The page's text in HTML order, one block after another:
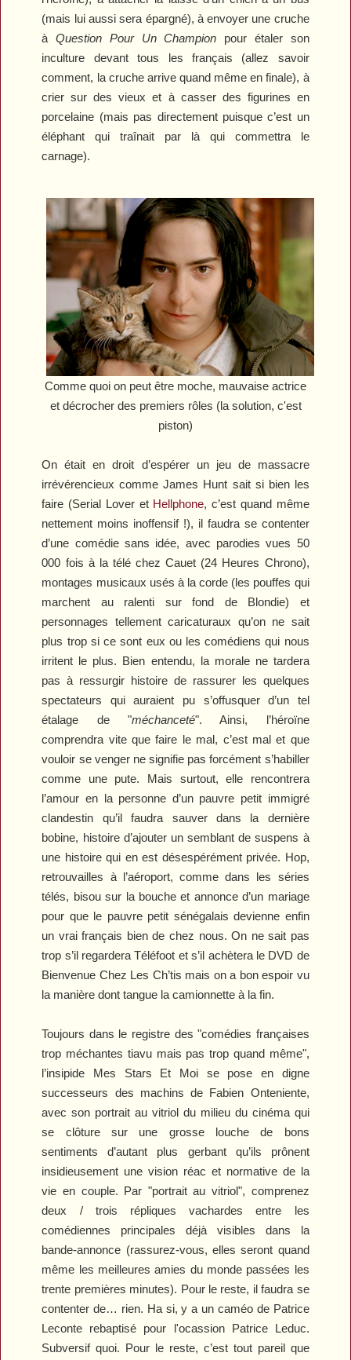
(mais lui aussi sera épargné), à envoyer une cruche
àQuestion Pour Un Champion pour étaler son
inculture devant tous les français (allez savoir
comment, la cruche arrive quand même en finale), à
crier sur des vieux et à casser des figurines en
porcelaine (mais pas directement puisque c’est un
éléphant qui traînait par là qui commettra le
carnage).
Comme quoi on peut être moche, mauvaise actrice
et décrocher des premiers rôles (la solution, c'est
piston)
On était en droit d’espérer un jeu de massacre
irrévérencieux comme James Hunt sait si bien les
faire (Serial Loveret Hellphone, c’est quand même
nettement moins inoffensif !), il faudra se contenter
d’une comédie sans idée, avec parodies vues 50
000 fois à la télé chez Cauet (24 Heures Chrono),
montages musicaux usés à la corde (les pouffes qui
marchent au ralenti sur fond de Blondie) et
personnages tellement caricaturaux qu’on ne sait
plus trop si ce sont eux ou les comédiens qui nous
irritent le plus. Bien entendu, la morale ne tardera
pas à ressurgir histoire de rassurer les quelques
spectateurs qui auraient pu s’offusquer d’un tel
étalage de "méchanceté". Ainsi, l’héroïne
comprendra vite que faire le mal, c’est mal et que
vouloir se venger ne signifie pas forcément s’habiller
comme une pute. Mais surtout, elle rencontrera
l’amour en la personne d’un pauvre petit immigré
clandestin qu’il faudra sauver dans la dernière
bobine, histoire d’ajouter un semblant de suspens à
une histoire qui en est désespérément privée. Hop,
retrouvailles à l’aéroport, comme dans les séries
télés, bisou sur la bouche et annonce d’un mariage
pour que le pauvre petit sénégalais devienne enfin
un vrai français bien de chez nous. On ne sait pas
trop s’il regarderaTéléfoot et s’il achètera le DVD de
Bienvenue Chez Les Ch’tis mais on a bon espoir vu
la manière dont tangue la camionnette à la fin.
Toujours dans le registre des "comédies françaises
trop méchantes tiavu mais pas trop quand même",
l’insipide Mes Stars Et Moi se pose en digne
successeurs des machins de Fabien Onteniente,
avec son portrait au vitriol du milieu du cinéma qui
se clôture sur une grosse louche de bons
sentiments d’autant plus gerbant qu’ils prônent
insidieusement une vision réac et normative de la
vie en couple. Par "portrait au vitriol", comprenez
deux / trois répliques vachardes entre les
comédiennes principales déjà visibles dans la
bande-annonce (rassurez-vous, elles seront quand
même les meilleures amies du monde passées les
trente premières minutes). Pour le reste, il faudra se
contenter de… rien. Ha si, y a un caméo de Patrice
Leconte rebaptisé pour l'ocassion Patrice Leduc.
Subversif quoi. Pour le reste, c’est tout pareil que